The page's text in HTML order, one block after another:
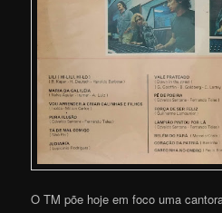
O TM põe hoje em foco uma